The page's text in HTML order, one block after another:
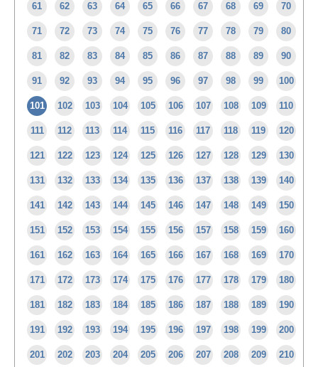
61 62 63 64 65 66 67 68 69 70
71 72 73 74 75 76 77 78 79 80
81 82 83 84 85 86 87 88 89 90
91 92 93 94 95 96 97 98 99 100
101 102 103 104 105 106 107 108 109 110
111 112 113 114 115 116 117 118 119 120
121 122 123 124 125 126 127 128 129 130
131 132 133 134 135 136 137 138 139 140
141 142 143 144 145 146 147 148 149 150
151 152 153 154 155 156 157 158 159 160
161 162 163 164 165 166 167 168 169 170
171 172 173 174 175 176 177 178 179 180
181 182 183 184 185 186 187 188 189 190
191 192 193 194 195 196 197 198 199 200
201 202 203 204 205 206 207 208 209 210